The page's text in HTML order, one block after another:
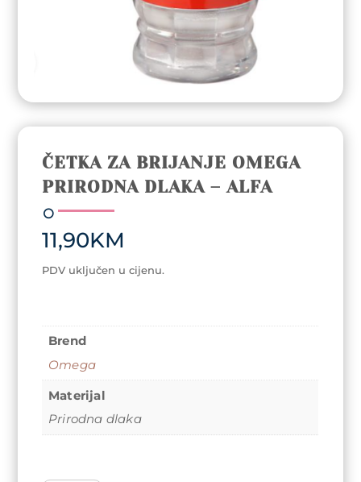
ČETKA ZA BRIJANJE OMEGA
PRIRODNA DLAKA – ALFA
11,90KM
PDV uključen u cijenu.
Brend
Omega
Materijal
Prirodna dlaka